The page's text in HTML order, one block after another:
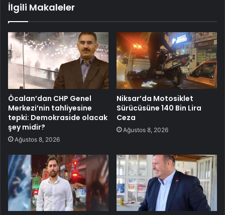
İlgili Makaleler
Öcalan’dan CHP Genel
Merkezi’nin tahliyesine
tepki: Demokraside olacak
şey midir?
Ağustos 8, 2026
Niksar’da Motosiklet
Sürücüsüne 140 Bin Lira
Ceza
Ağustos 8, 2026